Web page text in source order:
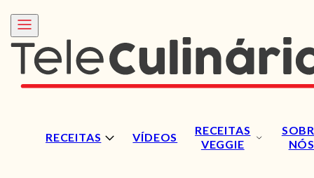
RECEITAS VÍDEOS
RECEITAS
VEGGIE
NÓS